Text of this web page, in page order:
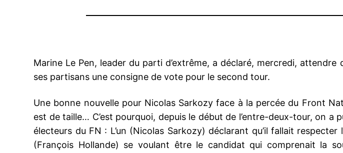
Marine Le Pen, leader du parti d’extrême, a déclaré, mercredi,
ses partisans une consigne de vote pour le second tour.
Une bonne nouvelle pour Nicolas Sarkozy face à la percée du Front
est de taille… C’est pourquoi, depuis le début de l’entre-deux-tour, on
électeurs du FN : L’un (Nicolas Sarkozy) déclarant qu’il fallait
(François Hollande) se voulant être le candidat qui comprenait la